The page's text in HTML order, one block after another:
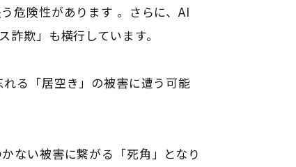
危険性があります 。さらに、AI
詐欺」も横行しています。
る「居空き」の被害に遭う可能
ない被害に繋がる「死角」となり